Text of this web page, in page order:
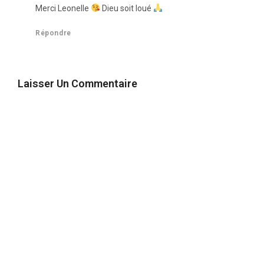
Merci Leonelle Dieu soit loué
Répondre
Laisser Un Commentaire